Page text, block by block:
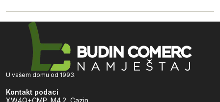
U vašem domu od 1993.
Kontakt podaci